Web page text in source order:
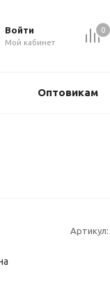
0
Войти
Мой кабинет
Оптовикам
Артикул: